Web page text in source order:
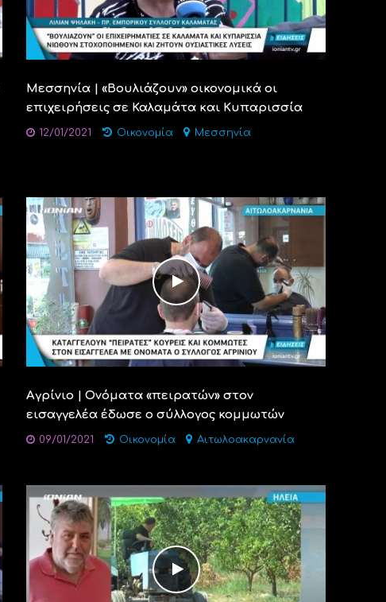
Μεσσηνία | «Βουλιάζουν» οικονομικά οι
επιχειρήσεις σε Καλαμάτα και Κυπαρισσία
12/01/2021 Οικονομία Μεσσηνία
Αγρίνιο | Ονόματα «πειρατών» στον
εισαγγελέα έδωσε ο σύλλογος κομμωτών
09/01/2021 Οικονομία Αιτωλοακαρνανία